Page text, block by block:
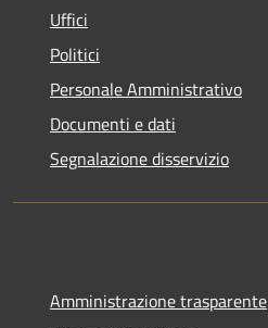
Uffici
Politici
Personale Amministrativo
Documenti e dati
Segnalazione disservizio
Amministrazione trasparente